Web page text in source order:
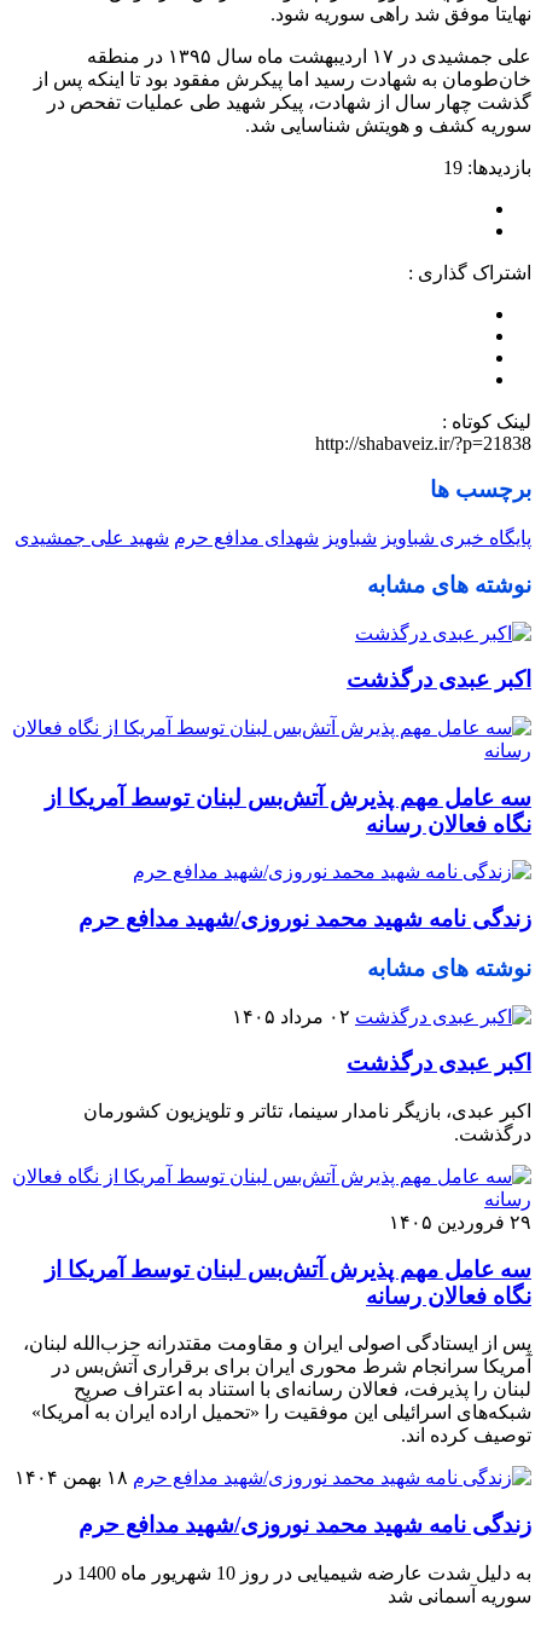
نهایتا موفق شد راهی سوریه شود.
علی جمشیدی در ۱۷ اردیبهشت ماه سال ۱۳۹۵ در منطقه
خان‌طومان به شهادت رسید اما پیکرش مفقود بود تا اینکه پس از
گذشت چهار سال از شهادت، پیکر شهید طی عملیات تفحص در
سوریه کشف و هویتش شناسایی شد.
بازدیدها: 19
اشتراک گذاری :
لینک کوتاه :
http://shabaveiz.ir/?p=21838
برچسب ها
پایگاه خبری شباویز شباویز شهدای مدافع حرم شهید علی جمشیدی
نوشته های مشابه
اکبر عبدی درگذشت
سه عامل مهم پذیرش آتش‌بس لبنان توسط آمریکا از
نگاه فعالان رسانه
زندگی نامه شهید محمد نوروزی/شهید مدافع حرم
نوشته های مشابه
۰۲ مرداد ۱۴۰۵
اکبر عبدی درگذشت
اکبر عبدی، بازیگر نامدار سینما، تئاتر و تلویزیون کشورمان
درگذشت.
۲۹ فروردین ۱۴۰۵
سه عامل مهم پذیرش آتش‌بس لبنان توسط آمریکا از
نگاه فعالان رسانه
پس از ایستادگی اصولی ایران و مقاومت مقتدرانه حزب‌الله لبنان،
آمریکا سرانجام شرط محوری ایران برای برقراری آتش‌بس در
لبنان را پذیرفت، فعالان رسانه‌ای با استناد به اعتراف صریح
شبکه‌های اسرائیلی این موفقیت را «تحمیل اراده ایران به آمریکا»
توصیف کرده اند.
۱۸ بهمن ۱۴۰۴
زندگی نامه شهید محمد نوروزی/شهید مدافع حرم
به دلیل شدت عارضه شیمیایی در روز 10 شهریور ماه 1400 در
سوریه آسمانی شد